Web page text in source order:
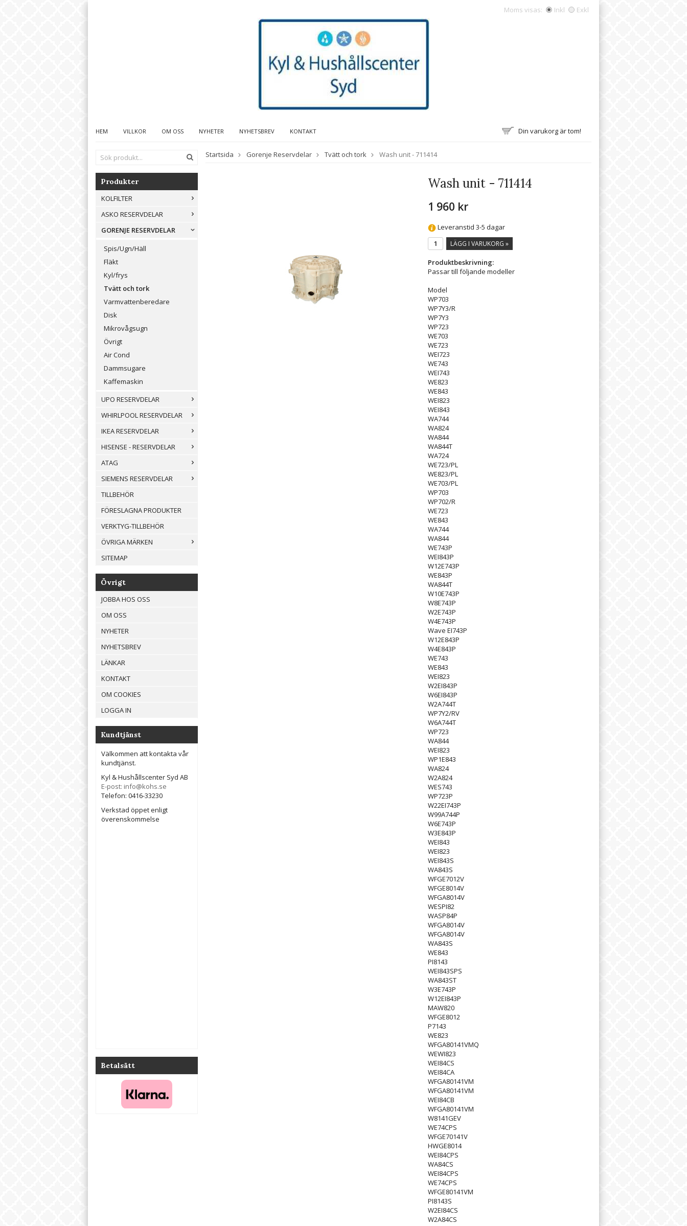
Moms visas: Inkl Exkl
HEM VILLKOR OM OSS NYHETER NYHETSBREV KONTAKT Din varukorg är tom!
Produkter
KOLFILTER
ASKO RESERVDELAR
GORENJE RESERVDELAR
Spis/Ugn/Häll
Fläkt
Kyl/frys
Tvätt och tork
Varmvattenberedare
Disk
Mikrovågsugn
Övrigt
Air Cond
Dammsugare
Kaffemaskin
UPO RESERVDELAR
WHIRLPOOL RESERVDELAR
IKEA RESERVDELAR
HISENSE - RESERVDELAR
ATAG
SIEMENS RESERVDELAR
TILLBEHÖR
FÖRESLAGNA PRODUKTER
VERKTYG-TILLBEHÖR
ÖVRIGA MÄRKEN
SITEMAP
Övrigt
JOBBA HOS OSS
OM OSS
NYHETER
NYHETSBREV
LÄNKAR
KONTAKT
OM COOKIES
LOGGA IN
Kundtjänst
Välkommen att kontakta vår
kundtjänst.
Kyl & Hushållscenter Syd AB
E-post: info@kohs.se
Telefon: 0416-33230
Verkstad öppet enligt
överenskommelse
Betalsätt
Startsida Gorenje Reservdelar Tvätt och tork Wash unit - 711414
Wash unit - 711414
1 960 kr
Leveranstid 3-5 dagar
LÄGG I VARUKORG »
Produktbeskrivning:
Passar till följande modeller
Model
WP703
WP7Y3/R
WP7Y3
WP723
WE703
WE723
WEI723
WE743
WEI743
WE823
WE843
WEI823
WEI843
WA744
WA824
WA844
WA844T
WA724
WE723/PL
WE823/PL
WE703/PL
WP703
WP702/R
WE723
WE843
WA744
WA844
WE743P
WEI843P
W12E743P
WE843P
WA844T
W10E743P
W8E743P
W2E743P
W4E743P
Wave EI743P
W12E843P
W4E843P
WE743
WE843
WEI823
W2EI843P
W6EI843P
W2A744T
WP7Y2/RV
W6A744T
WP723
WA844
WEI823
WP1E843
WA824
W2A824
WES743
WP723P
W22EI743P
W99A744P
W6E743P
W3E843P
WEI843
WEI823
WEI843S
WA843S
WFGE7012V
WFGE8014V
WFGA8014V
WESPI82
WASP84P
WFGA8014V
WFGA8014V
WA843S
WE843
PI8143
WEI843SPS
WA843ST
W3E743P
W12EI843P
MAW820
WFGE8012
P7143
WE823
WFGA80141VMQ
WEWI823
WEI84CS
WEI84CA
WFGA80141VM
WFGA80141VM
WEI84CB
WFGA80141VM
W8141GEV
WE74CPS
WFGE70141V
HWGE8014
WEI84CPS
WA84CS
WEI84CPS
WE74CPS
WFGE80141VM
PI8143S
W2EI84CS
W2A84CS